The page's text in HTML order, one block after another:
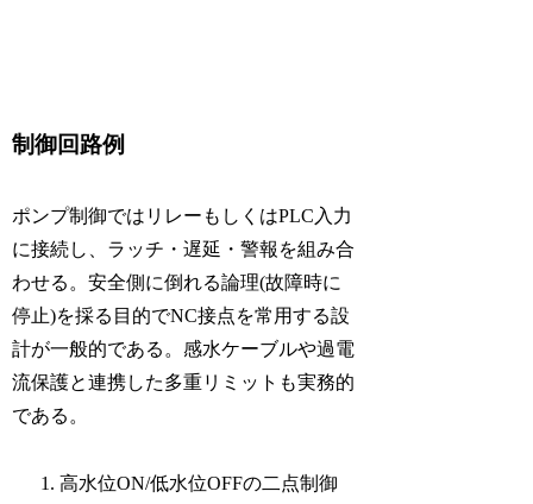
制御回路例
ポンプ制御ではリレーもしくはPLC入力
に接続し、ラッチ・遅延・警報を組み合
わせる。安全側に倒れる論理(故障時に
停止)を採る目的でNC接点を常用する設
計が一般的である。感水ケーブルや過電
流保護と連携した多重リミットも実務的
である。
高水位ON/低水位OFFの二点制御